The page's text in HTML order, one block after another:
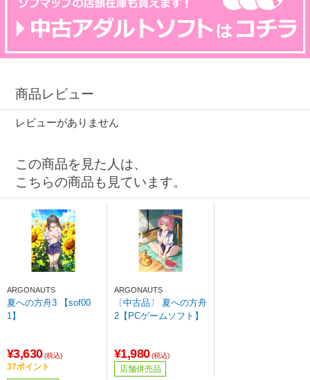
商品レビュー
レビューがありません
この商品を見た人は、
こちらの商品も見ています。
ARGONAUTS
夏への方舟3 【sof00
1】
¥3,630 (税込)
37ポイント
ARGONAUTS
〔中古品〕 夏への方舟
2【PCゲームソフト】
¥1,980 (税込)
店舗併売品